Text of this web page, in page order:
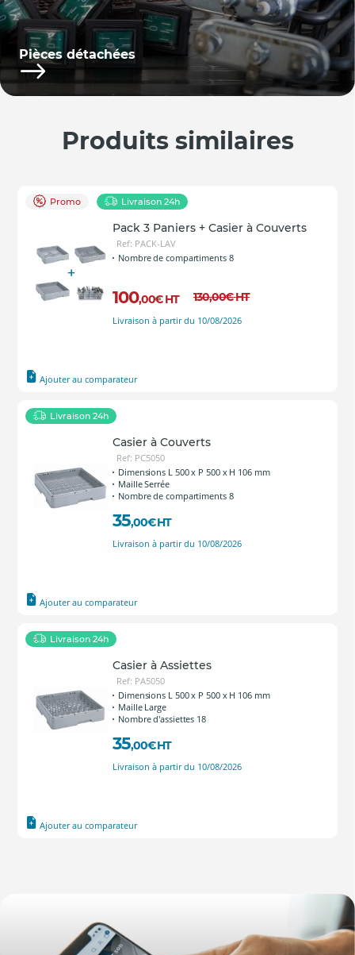
Pièces détachées
Produits similaires
Promo Livraison 24h
Pack 3 Paniers + Casier à Couverts
Ref: PACK-LAV
Nombre de compartiments 8
100,00€ HT 130,00€HT
Livraison à partir du 10/08/2026
Ajouter au comparateur
Livraison 24h
Casier à Couverts
Ref: PC5050
Dimensions L 500 x P 500 x H 106 mm
Maille Serrée
Nombre de compartiments 8
35,00€HT
Livraison à partir du 10/08/2026
Ajouter au comparateur
Livraison 24h
Casier à Assiettes
Ref: PA5050
Dimensions L 500 x P 500 x H 106 mm
Maille Large
Nombre d'assiettes 18
35,00€HT
Livraison à partir du 10/08/2026
Ajouter au comparateur